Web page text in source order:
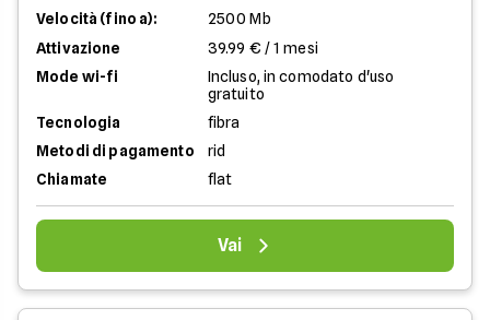
Velocità (fino a):
2500 Mb
Attivazione
39.99 € / 1 mesi
Mode wi-fi
Incluso, in comodato d'uso
gratuito
Tecnologia
fibra
Metodi di pagamento
rid
Chiamate
flat
Vai